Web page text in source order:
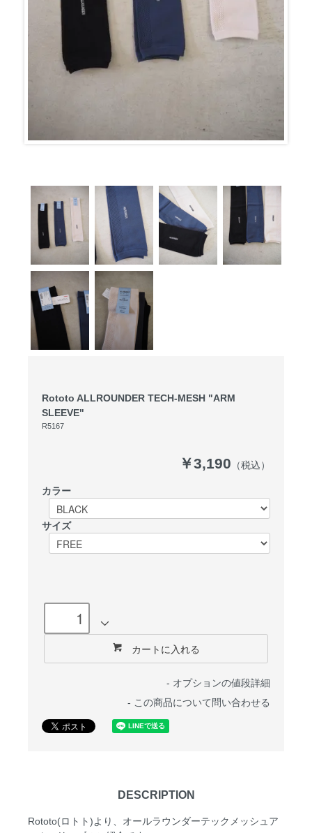
Rototo ALLROUNDER TECH-MESH "ARM
SLEEVE"
R5167
￥3,190 （税込）
カラー
サイズ
カートに入れる
- オプションの値段詳細
- この商品について問い合わせる
DESCRIPTION
Rototo(ロトト)より、オールラウンダーテックメッシュア